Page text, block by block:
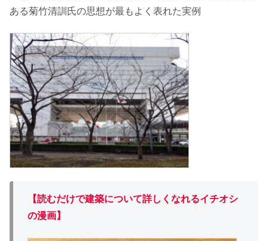
ある菊竹清訓氏の思想が最もよく表れた実例
【読むだけで建築について詳しくなれるイチオシ
の漫画】